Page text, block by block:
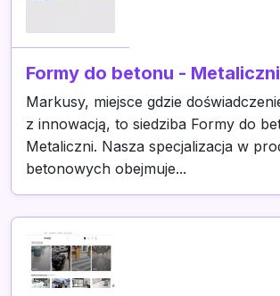
Formy do betonu - Metaliczni
Markusy, miejsce gdzie
z innowacją, to siedziba Formy do
Metaliczni. Nasza specjalizacja w
betonowych obejmuje...